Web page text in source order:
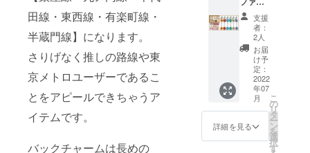
田線・東西線・有楽町線・
半蔵門線】になります。
さりげなく推しの路線や東
京メトロユーザーであるこ
とをアピールできちゃうア
イテムです。
バックチャームは長めの
る場合
がござ
いま
す。
況・製
造工程
上の都
合等に
より出
荷時期
が遅れ
る場合
がござ
いま
線】
G→銀座
線 M→
丸ノ内
線 T→
東西線
C→千代
田線
Y→有楽
町線
Z→半蔵
門線
びいた
だける
セット
です。
通常販
売価格3
セット
¥5,850(
送料・
税込)の
とこ
ろ、
ヤー6路
線コン
プリー
トセッ
ト早割
特価】
先着20
名限
定、本
体
10％OF
F！ 東
京メト
支援
者：
2人
お届
け予
定：
2022
年07
月
詳細を見る
こ
の
リ
タ
ー
ン
を
選
択
す